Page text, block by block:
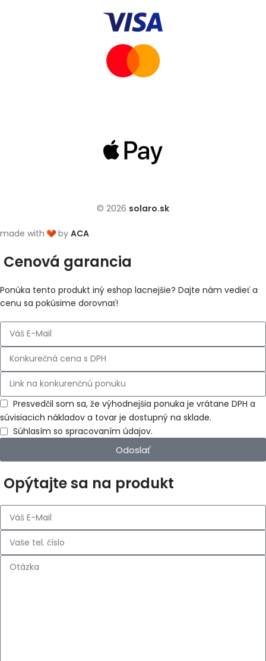
© 2026 solaro.sk
made with by ACA
Cenová garancia
Ponúka tento produkt iný eshop lacnejšie? Dajte nám vedieť a
cenu sa pokúsime dorovnať!
Presvedčil som sa, že výhodnejšia ponuka je vrátane DPH a
súvisiacich nákladov a tovar je dostupný na sklade.
Súhlasím so spracovaním údajov.
Odoslať
Opýtajte sa na produkt